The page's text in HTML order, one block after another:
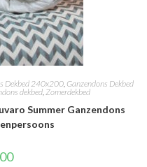
Dekbed 240x200 Ganzendons Dekbed
dekbed, Zomerdekbed
Summer Ganzendons